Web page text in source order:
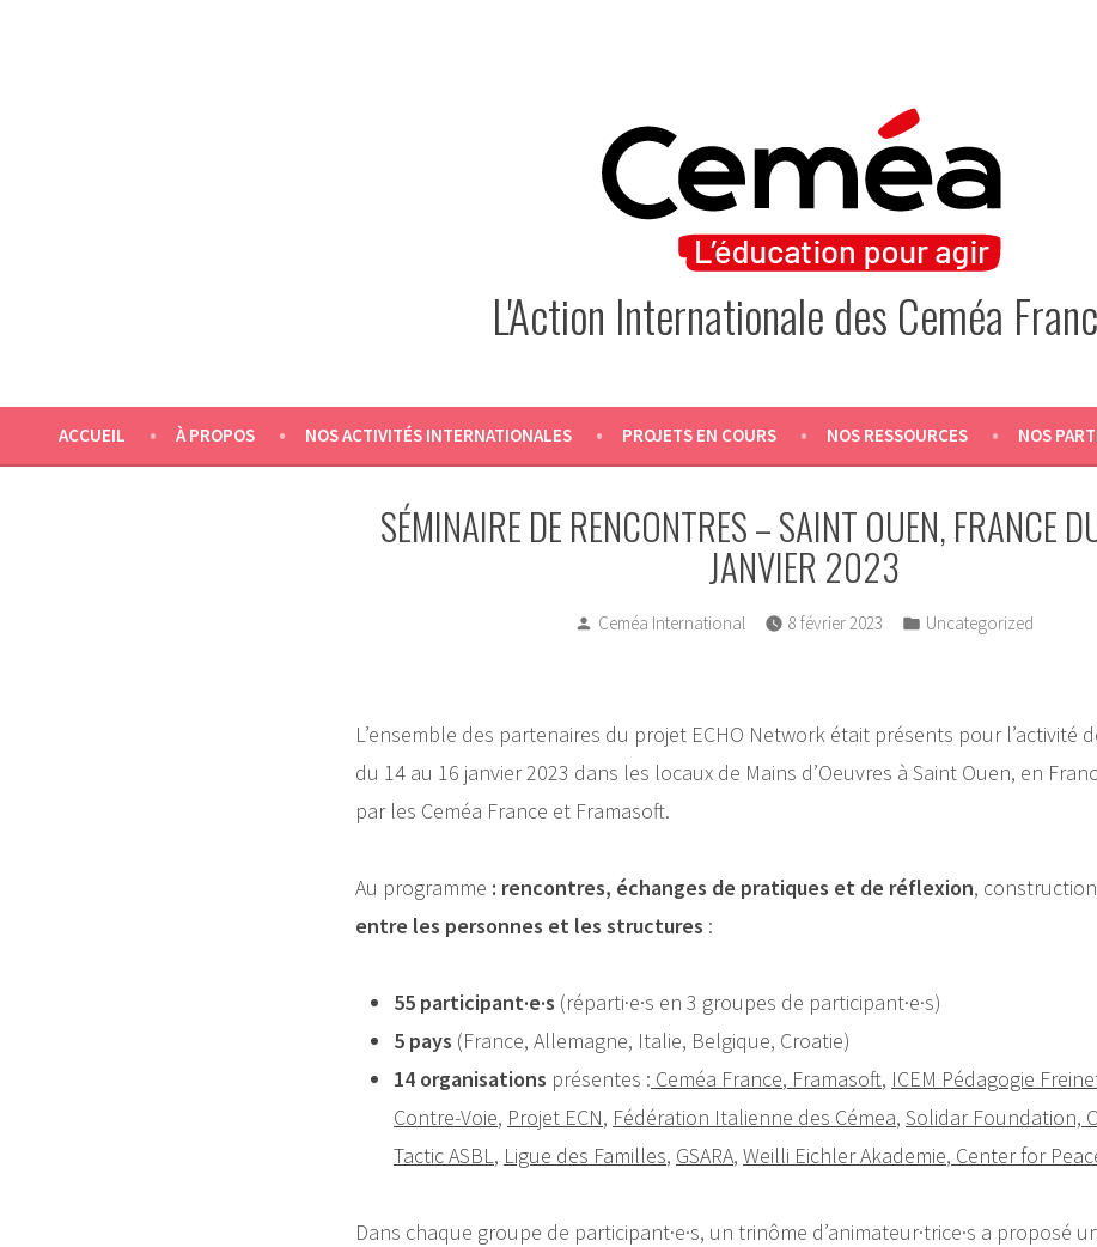
L'Action Internationale des Ceméa
ACCUEIL À PROPOS NOS ACTIVITÉS INTERNATIONALES PROJETS EN COURS NOS RESSOURCES NOS
SÉMINAIRE DE RENCONTRES – SAINT OUEN, FRANCE
JANVIER 2023
Posted
Ceméa International 8 février 2023
Posted
Uncategorized
L’ensemble des partenaires du projet ECHO Network était présents pour l’activité
du 14 au 16 janvier 2023 dans les locaux de Mains d’Oeuvres à Saint Ouen, en
par les Ceméa France et Framasoft.
Au programme : rencontres, échanges de pratiques et de réflexion,
entre les personnes et les structures :
55 participant·e·s (réparti·e·s en 3 groupes de participant·e·s)
5 pays (France, Allemagne, Italie, Belgique, Croatie)
14 organisations présentes : Ceméa France, Framasoft, ICEM Pédagogie
Contre-Voie, Projet ECN, Fédération Italienne des Cémea, Solidar Foundation,
Tactic ASBL, Ligue des Familles, GSARA, Weilli Eichler Akademie, Center for
Dans chaque groupe de participant·e·s, un trinôme d’animateur·trice·s a proposé